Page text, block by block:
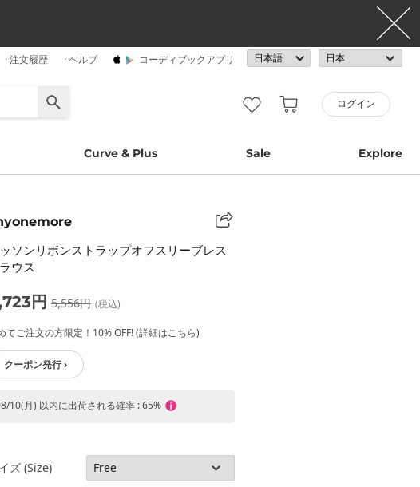
· 注文履歴 · ヘルプ コーディブックアプリ
ログイン
Curve & Plus Sale Explore
ソンリボンストラップオフスリーブレス
ウス
円 5,556円 (税込)
てご注文の方限定！10% OFF! (詳細はこちら)
クーポン発行 ›
10(月) 以内に出荷される確率 : 65%
ズ (size)